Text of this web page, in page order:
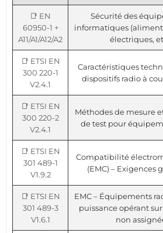
📑 EN
60950-1 +
A11/A1/A12/A2
Sécurité des
informatiques
électriques,
📑 ETSI EN
300 220-1
V2.4.1
Caractéristiques
dispositifs radio à
📑 ETSI EN
300 220-2
V2.4.1
Méthodes de mesure
de test pour
📑 ETSI EN
301 489-1
V1.9.2
Compatibilité
(EMC) – Exigences
📑 ETSI EN
301 489-3
V1.6.1
EMC – Équipements
puissance opérant
non